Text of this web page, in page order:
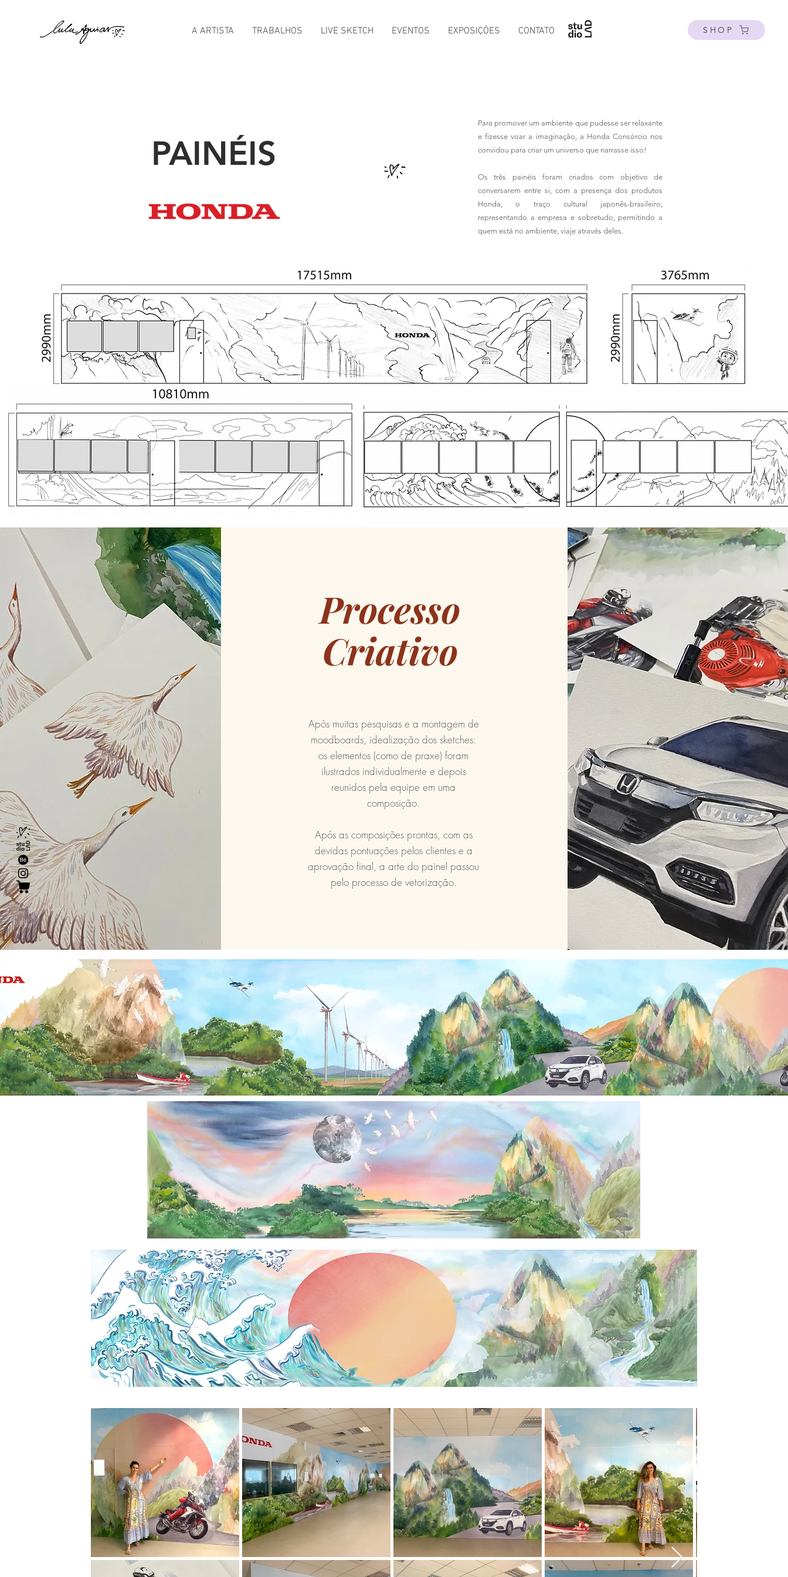
A ARTISTA TRABALHOS LIVE SKETCH EVENTOS EXPOSIÇÕES CONTATO SHOP
PAINÉIS
Para promover um ambiente que pudesse ser relaxante
e fizesse voar a imaginação, a Honda Consórcio nos
convidou para criar um universo que narrasse isso!
Os três painéis foram criados com objetivo de
conversarem entre si, com a presença dos produtos
Honda, o traço cultural japonês-brasileiro,
representando a empresa e sobretudo, permitindo a
quem está no ambiente, viaje através deles.
Processo
Criativo
Após muitas pesquisas e a montagem de
moodboards, idealização dos sketches:
os elementos (como de praxe) foram
ilustrados individualmente e depois
reunidos pela equipe em uma
composição.
Após as composições prontas, com as
devidas pontuações pelos clientes e a
aprovação final, a arte do painel passou
pelo processo de vetorização.